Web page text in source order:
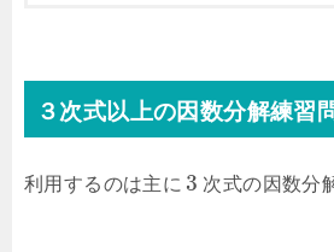
３次式以上の因数分解練習
利用するのは主に 3 次式の因数分